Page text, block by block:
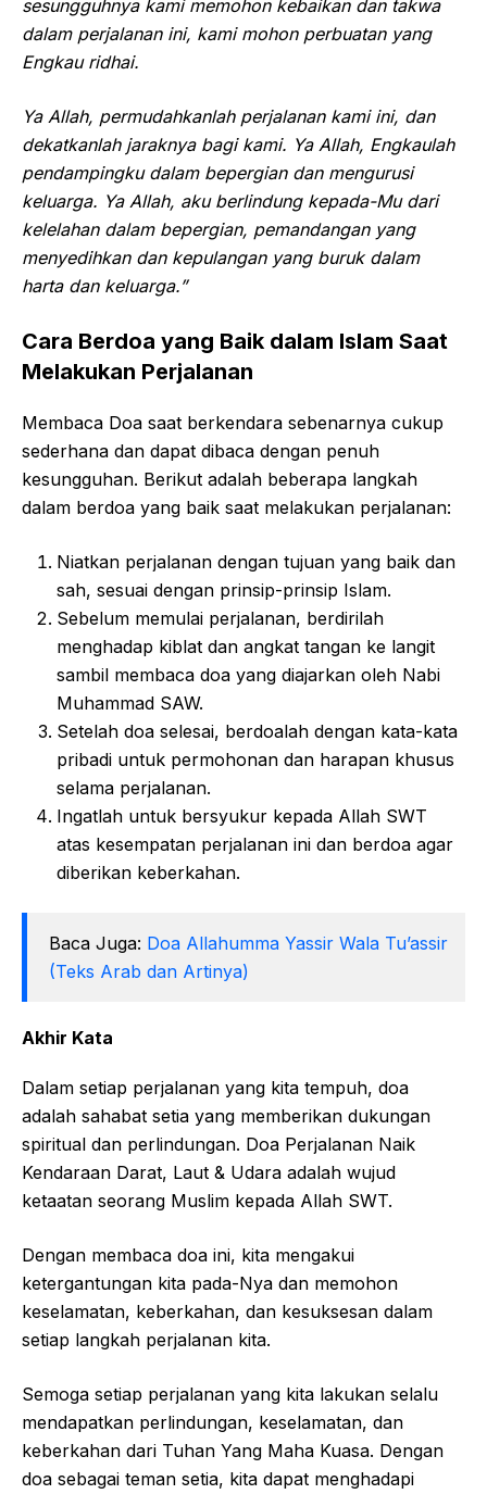
sesungguhnya kami memohon kebaikan dan takwa
dalam perjalanan ini, kami mohon perbuatan yang
Engkau ridhai.
Ya Allah, permudahkanlah perjalanan kami ini, dan
dekatkanlah jaraknya bagi kami. Ya Allah, Engkaulah
pendampingku dalam bepergian dan mengurusi
keluarga. Ya Allah, aku berlindung kepada-Mu dari
kelelahan dalam bepergian, pemandangan yang
menyedihkan dan kepulangan yang buruk dalam
harta dan keluarga.”
Cara Berdoa yang Baik dalam Islam Saat
Melakukan Perjalanan
Membaca Doa saat berkendara sebenarnya cukup
sederhana dan dapat dibaca dengan penuh
kesungguhan. Berikut adalah beberapa langkah
dalam berdoa yang baik saat melakukan perjalanan:
Niatkan perjalanan dengan tujuan yang baik dan
sah, sesuai dengan prinsip-prinsip Islam.
Sebelum memulai perjalanan, berdirilah
menghadap kiblat dan angkat tangan ke langit
sambil membaca doa yang diajarkan oleh Nabi
Muhammad SAW.
Setelah doa selesai, berdoalah dengan kata-kata
pribadi untuk permohonan dan harapan khusus
selama perjalanan.
Ingatlah untuk bersyukur kepada Allah SWT
atas kesempatan perjalanan ini dan berdoa agar
diberikan keberkahan.
Baca Juga: Doa Allahumma Yassir Wala Tu’assir
(Teks Arab dan Artinya)
Akhir Kata
Dalam setiap perjalanan yang kita tempuh, doa
adalah sahabat setia yang memberikan dukungan
spiritual dan perlindungan. Doa Perjalanan Naik
Kendaraan Darat, Laut & Udara adalah wujud
ketaatan seorang Muslim kepada Allah SWT.
Dengan membaca doa ini, kita mengakui
ketergantungan kita pada-Nya dan memohon
keselamatan, keberkahan, dan kesuksesan dalam
setiap langkah perjalanan kita.
Semoga setiap perjalanan yang kita lakukan selalu
mendapatkan perlindungan, keselamatan, dan
keberkahan dari Tuhan Yang Maha Kuasa. Dengan
doa sebagai teman setia, kita dapat menghadapi